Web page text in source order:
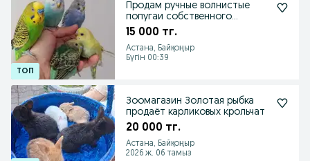
Продам ручные волнистые
попугаи собственного
15 000 тг.
Астана, Байқоңыр
Бүгін 00:39
Зоомагазин Золотая рыбка
продаёт карликовых крольчат
20 000 тг.
Астана, Байқоңыр
2026 ж. 06 тамыз